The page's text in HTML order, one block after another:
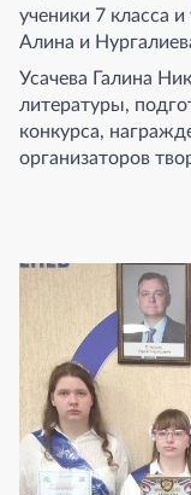
ученики 7 класса
Алина и
Усачева Галина
литературы,
конкурса,
организаторов